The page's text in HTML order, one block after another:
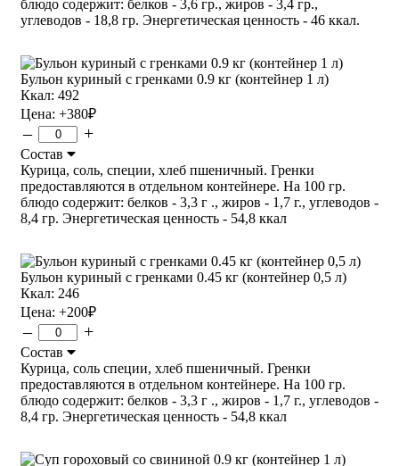
блюдо содержит: белков - 3,6 гр., жиров - 3,4 гр.,
углеводов - 18,8 гр. Энергетическая ценность - 46 ккал.
Бульон куриный с гренками 0.9 кг (контейнер 1 л)
Ккал: 492
Цена: +380₽
– +
Состав
Курица, соль, специи, хлеб пшеничный. Гренки
предоставляются в отдельном контейнере. На 100 гр.
блюдо содержит: белков - 3,3 г ., жиров - 1,7 г., углеводов -
8,4 гр. Энергетическая ценность - 54,8 ккал
Бульон куриный с гренками 0.45 кг (контейнер 0,5 л)
Ккал: 246
Цена: +200₽
– +
Состав
Курица, соль специи, хлеб пшеничный. Гренки
предоставляются в отдельном контейнере. На 100 гр.
блюдо содержит: белков - 3,3 г ., жиров - 1,7 г., углеводов -
8,4 гр. Энергетическая ценность - 54,8 ккал